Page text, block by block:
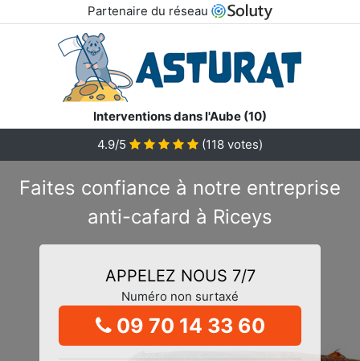
Partenaire du réseau
Interventions dans l'Aube (10)
4.9/5
(118 votes)
Faites confiance à notre entreprise
anti-cafard à Riceys
APPELEZ NOUS 7/7
Numéro non surtaxé
09 70 14 33 60